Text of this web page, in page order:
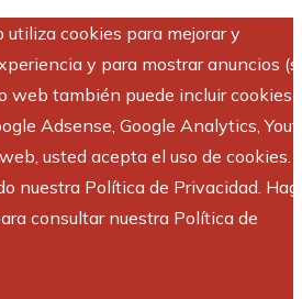
cookies para mejorar y
y para mostrar anuncios
web también puede incluir cookies
Adsense, Google Analytics,
usted acepta el uso de cookies.
nuestra Política de Privacidad.
consultar nuestra Política de